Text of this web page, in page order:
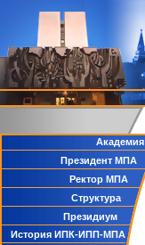
Академия
Президент МПА
Ректор МПА
Структура
Президиум
История ИПК-ИПП-МПА